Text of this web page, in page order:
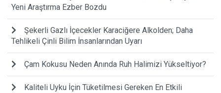
Yeni Araştırma Ezber Bozdu
Şekerli Gazlı İçecekler Karaciğere Alkolden; Daha
Tehlikeli Çinli Bilim İnsanlarından Uyarı
Çam Kokusu Neden Anında Ruh Halimizi Yükseltiyor?
Kaliteli Uyku İçin Tüketilmesi Gereken En Etkili